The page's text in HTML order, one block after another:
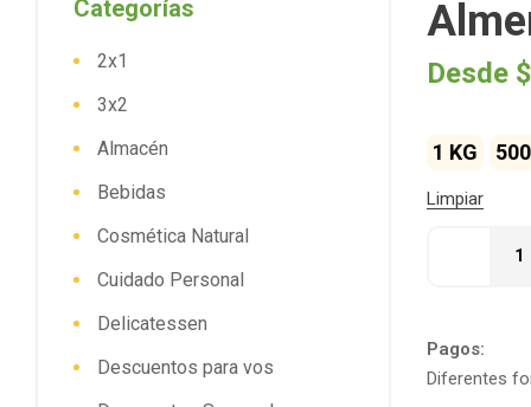
Desde $
1 KG
Limpiar
Pagos:
Diferentes
Categorías
2x1
3x2
Almacén
Bebidas
Cosmética Natural
Cuidado Personal
Delicatessen
Descuentos para vos